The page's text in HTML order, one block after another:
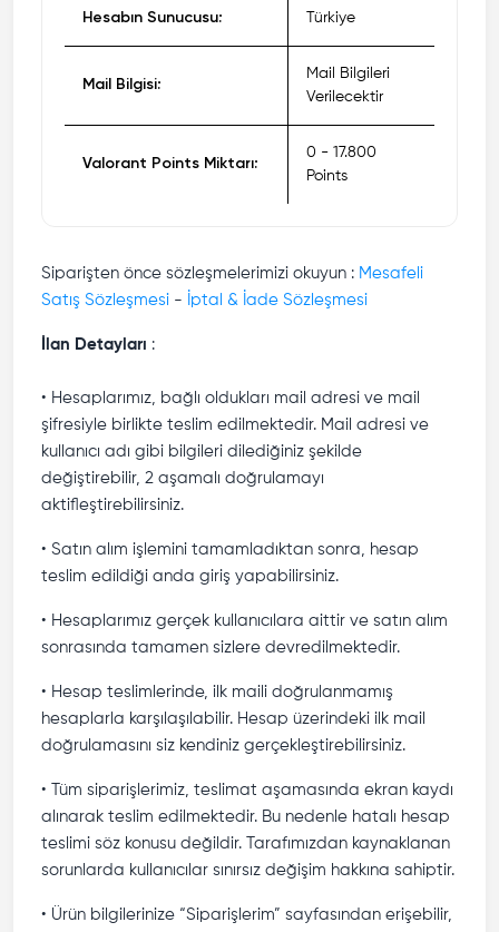
Hesabın Sunucusu: Türkiye
Mail Bilgisi:
Mail Bilgileri
Verilecektir
Valorant Points Miktarı:
0 - 17.800
Points
Siparişten önce sözleşmelerimizi okuyun : Mesafeli
Satış Sözleşmesi - İptal & İade Sözleşmesi
İlan Detayları :
• Hesaplarımız, bağlı oldukları mail adresi ve mail
şifresiyle birlikte teslim edilmektedir. Mail adresi ve
kullanıcı adı gibi bilgileri dilediğiniz şekilde
değiştirebilir, 2 aşamalı doğrulamayı
aktifleştirebilirsiniz.
• Satın alım işlemini tamamladıktan sonra, hesap
teslim edildiği anda giriş yapabilirsiniz.
• Hesaplarımız gerçek kullanıcılara aittir ve satın alım
sonrasında tamamen sizlere devredilmektedir.
• Hesap teslimlerinde, ilk maili doğrulanmamış
hesaplarla karşılaşılabilir. Hesap üzerindeki ilk mail
doğrulamasını siz kendiniz gerçekleştirebilirsiniz.
• Tüm siparişlerimiz, teslimat aşamasında ekran kaydı
alınarak teslim edilmektedir. Bu nedenle hatalı hesap
teslimi söz konusu değildir. Tarafımızdan kaynaklanan
sorunlarda kullanıcılar sınırsız değişim hakkına sahiptir.
• Ürün bilgilerinize “Siparişlerim” sayfasından erişebilir,